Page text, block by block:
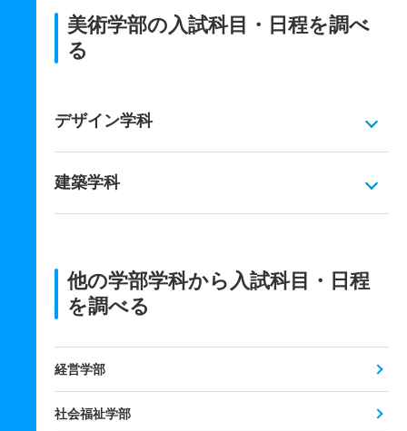
美術学部の入試科目・日程を調べ
る
デザイン学科
建築学科
他の学部学科から入試科目・日程
を調べる
経営学部
社会福祉学部